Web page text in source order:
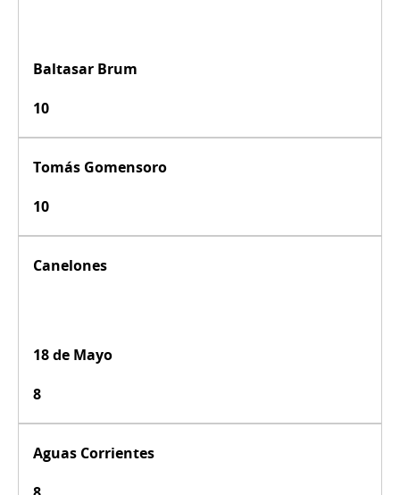
Baltasar Brum
10
Tomás Gomensoro
10
Canelones
18 de Mayo
8
Aguas Corrientes